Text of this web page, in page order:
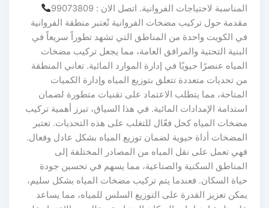
المناسبة لاحتياجات الفروانية. اتصل الان : 99073809
مقدمة حول تركيب مضخات الفروانية تُعتبر منطقة الفروانية
في الكويت واحدة من المناطق التي تشهد تطوراً سريعاً في
البنية التحتية والمرافق العامة، مما يجعل تركيب مضخات
المياه عنصرًا حيويًا في إدارة الموارد المائية. تعاني المنطقة
من تحديات متعددة تتعلق بتوزيع المياه وإدارة الكميات
المتاحة، مما يتطلب الاعتماد على تقنيات متطورة لضمان
استدامة الإمدادات المائية. في هذا السياق، تبرز أهمية تركيب
مضخات المياه كحل فعّال للتغلب على هذه التحديات. تعتبر
المضخات أداة حيوية لضمان توزيع المياه بشكل عادل وفعال.
فهي تعمل على نقل المياه من المصادر المختلفة إلى
المناطق السكنية والصناعية، مما يسهم في تحسين جودة
حياة السكان. فعندما يتم تركيب مضخات المياه بشكل سليم،
يمكن تعزيز القدرة على التوزيع السلس للمياه، مما يساعد